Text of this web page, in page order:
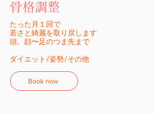
​骨格調整
たった月１回で
​若さと綺麗を取り戻します
​頭、顔〜足のつま先まで
ダイエット/姿勢/その他
Book now